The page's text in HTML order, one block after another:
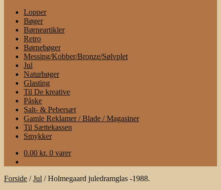
Lopper
Bøger
Børneartikler
Retro
Børnebøger
Messing/Kobber/Bronze/Sølvplet
Jul
Naturbøger
Glasting
Til De kreative
Påske
Salt- & Pebersæt
Gamle Reklamer / Blade / Magasiner
Til Sættekassen
Smykker
0.00 kr. 0 varer
Forside /Jul /Holmegaard juledramglas -1988.